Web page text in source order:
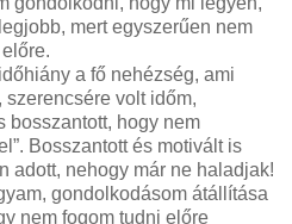
mert egyszerűen nem
a fő nehézség, ami
volt időm,
bosszantott, hogy nem
Bosszantott és motivált is
adott, nehogy már ne haladjak!
gondolkodásom átállítása
nem fogom tudni előre